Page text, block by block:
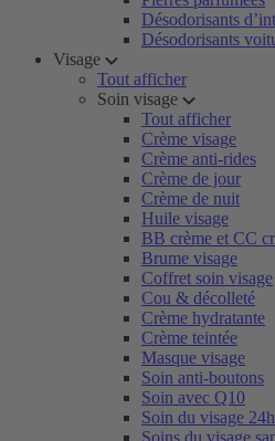
Désodorisants
Désodorisants
Visage
Tout afficher
Soin visage
Tout afficher
Crème visage
Crème anti-rides
Crème de jour
Crème de nuit
Huile visage
BB crème et CC
Brume visage
Coffret soin visage
Cou & décolleté
Crème hydratante
Crème teintée
Masque visage
Soin anti-boutons
Soin avec Q10
Soin du visage 24h
Soins du visage